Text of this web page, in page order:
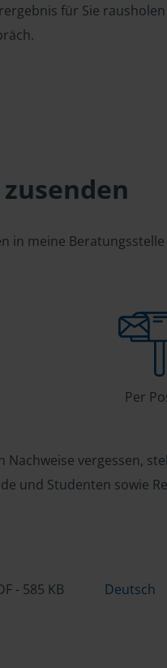
für Sie rausholen
in meine
Per
vergessen,
und Studenten sowie
- 585 KB Deutsch